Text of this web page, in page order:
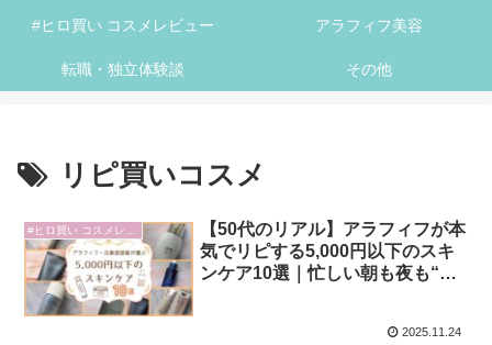
#ヒロ買い コスメレビュー アラフィフ美容
転職・独立体験談 その他
リピ買いコスメ
【50代のリアル】アラフィフが本
気でリピする5,000円以下のスキ
ンケア10選｜忙しい朝も夜も“肌
2025.11.24